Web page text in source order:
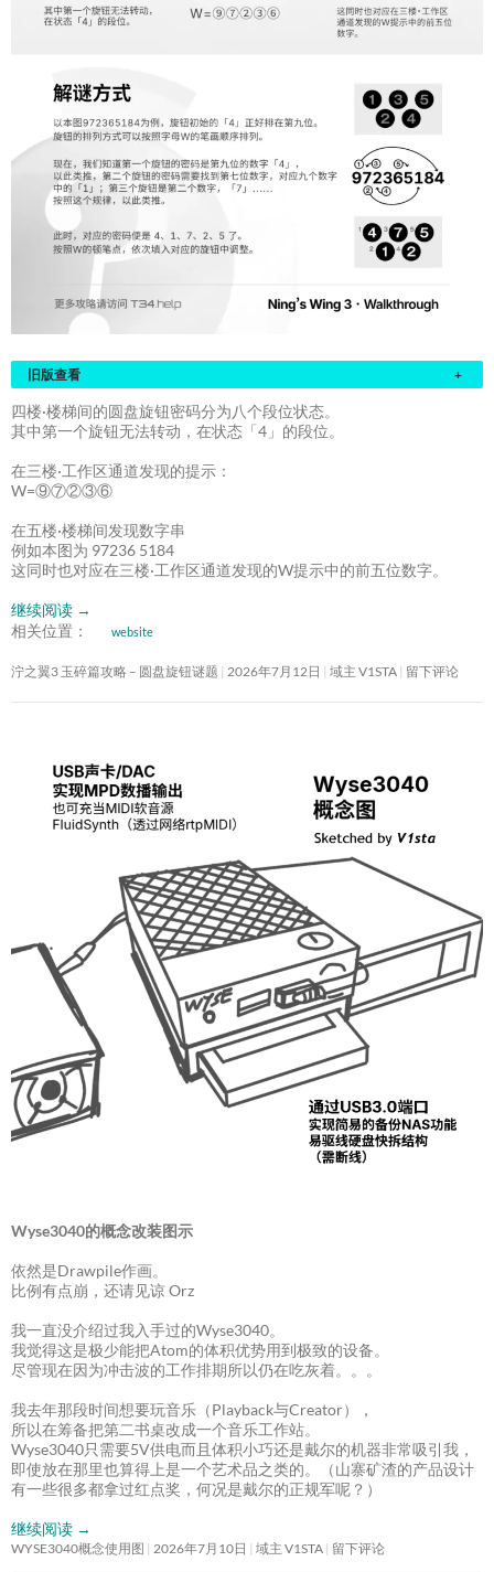
旧版查看 +
四楼·楼梯间的圆盘旋钮密码分为八个段位状态。
其中第一个旋钮无法转动，在状态「4」的段位。
在三楼·工作区通道发现的提示：
W=⑨⑦②③⑥
在五楼·楼梯间发现数字串
例如本图为 97236 5184
这同时也对应在三楼·工作区通道发现的W提示中的前五位数字。
继续阅读 →
相关位置：
website
泞之翼3 玉碎篇攻略 – 圆盘旋钮谜题 2026年7月12日 域主 V1STA 留下评论
Wyse3040的概念改装图示
依然是Drawpile作画。
比例有点崩，还请见谅 Orz
我一直没介绍过我入手过的Wyse3040。
我觉得这是极少能把Atom的体积优势用到极致的设备。
尽管现在因为冲击波的工作排期所以仍在吃灰着。。。
我去年那段时间想要玩音乐（Playback与Creator），
所以在筹备把第二书桌改成一个音乐工作站。
Wyse3040只需要5V供电而且体积小巧还是戴尔的机器非常吸引我，
即使放在那里也算得上是一个艺术品之类的。（山寨矿渣的产品设计
有一些很多都拿过红点奖，何况是戴尔的正规军呢？）
继续阅读 →
WYSE3040概念使用图 2026年7月10日 域主 V1STA 留下评论